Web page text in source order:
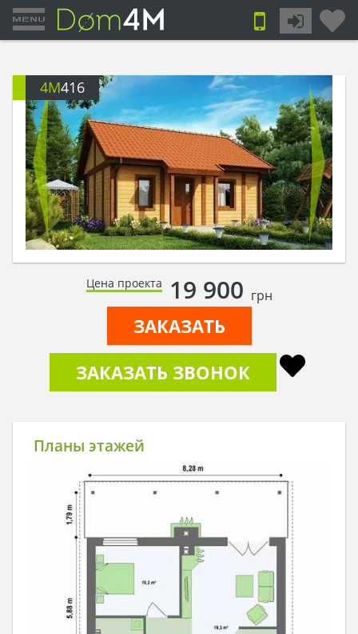
4M416
Цена проекта 19 900 грн
ЗАКАЗАТЬ
ЗАКАЗАТЬ ЗВОНОК
Планы этажей